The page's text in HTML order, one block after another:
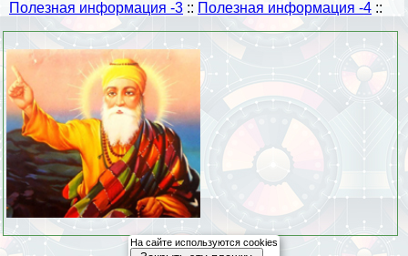
Полезная информация -3 :: Полезная информация -4 ::
На сайте используются cookies